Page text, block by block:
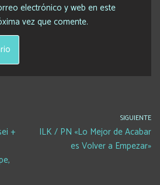
electrónico y web en este
vez que comente.
+
SIGUIENTE
ILK / PN «Lo Mejor de Acabar
es Volver a Empezar»